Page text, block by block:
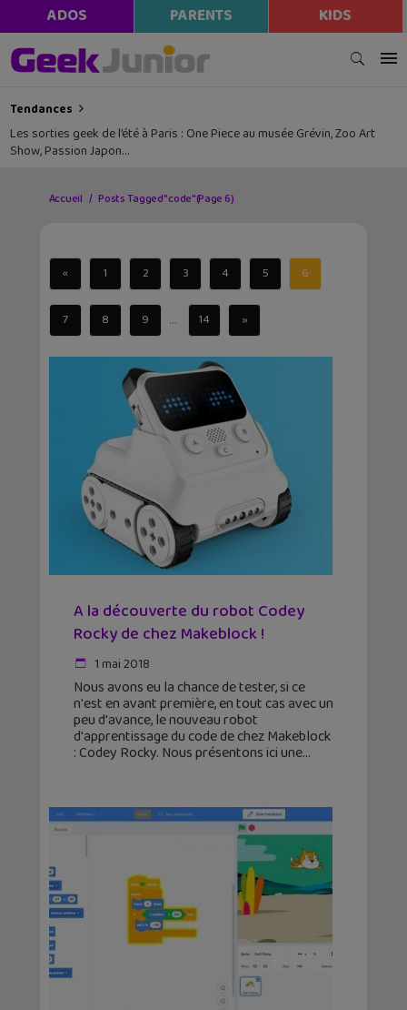
ADOS PARENTS KIDS
Tendances
Les sorties geek de l’été à Paris : One Piece au musée Grévin, Zoo Art
Show, Passion Japon…
Accueil Posts Tagged "code"(Page 6)
« 1 2 3 4 5 6
7 8 9 ... 14 »
A la découverte du robot Codey
Rocky de chez Makeblock !
1 mai 2018
Nous avons eu la chance de tester, si ce
n'est en avant première, en tout cas avec un
peu d'avance, le nouveau robot
d'apprentissage du code de chez Makeblock
: Codey Rocky. Nous présentons ici une